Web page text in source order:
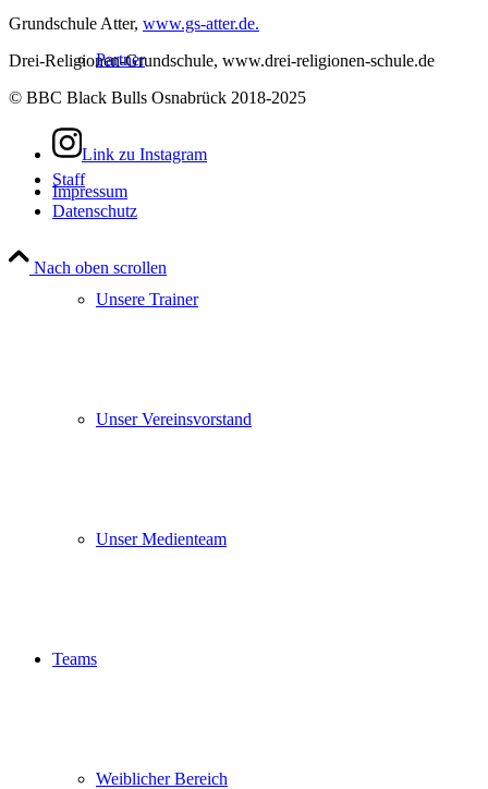
Partner
Staff
Unsere Trainer
Unser Vereinsvorstand
Unser Medienteam
Teams
Weiblicher Bereich
Grundschule Atter, www.gs-atter.de.
Drei-Religionen-Grundschule, www.drei-religionen-schule.de
© BBC Black Bulls Osnabrück 2018-2025
Link zu Instagram
Impressum
Datenschutz
Nach oben scrollen